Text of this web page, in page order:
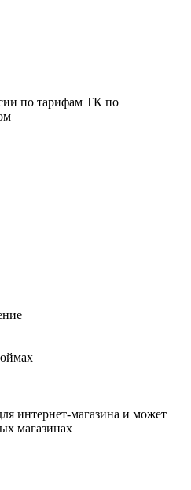
по тарифам ТК по
интернет-магазина и может
магазинах